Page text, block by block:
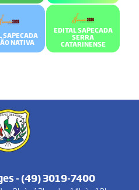
SAPECADA
NATIVA
EDITAL SAPECADA
SERRA
CATARINENSE
- (49) 3019-7400